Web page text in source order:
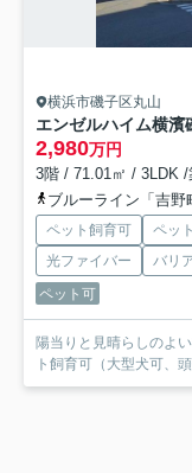
横浜市磯子区丸山
エンゼルハイム横濱
2,980万円
3階 / 71.01㎡ / 3LDK /
ブルーライン「吉野
ペット飼育可 ペッ
光ファイバー
バリ
ペット可
陽当りと見晴らしのよ
ト飼育可（大型犬可、